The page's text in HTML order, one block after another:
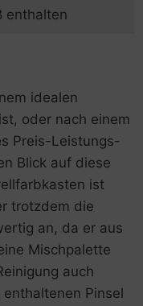
enthalten
idealen
oder nach einem
Preis-Leistungs-
Blick auf diese
ist
trotzdem die
an, da er aus
Mischpalette
auch
Pinsel